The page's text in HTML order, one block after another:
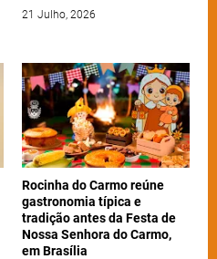
21 Julho, 2026
Rocinha do Carmo reúne
gastronomia típica e
tradição antes da Festa de
Nossa Senhora do Carmo,
em Brasília